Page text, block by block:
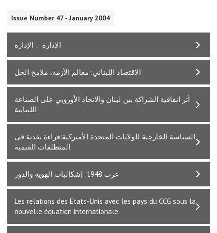
Issue Number 47 - January 2004
الإدارة ... الإدارة
الاقتصاد اللبناني: معالم الأزمة، ملامح الحل
أثر اتفاقية الشراكة بين لبنان والاتحاد الأوروبي على الصناعة
اللبنانية
السياسة الخارجية للولايات المتحدة الأميركية:قراءة نقدية في
المنطلقات القيمية
عرب 1948: إشكاليات الهوية والدور
Les relations des Etats-Unis avec les pays du CCG sous la
nouvelle équation internationale